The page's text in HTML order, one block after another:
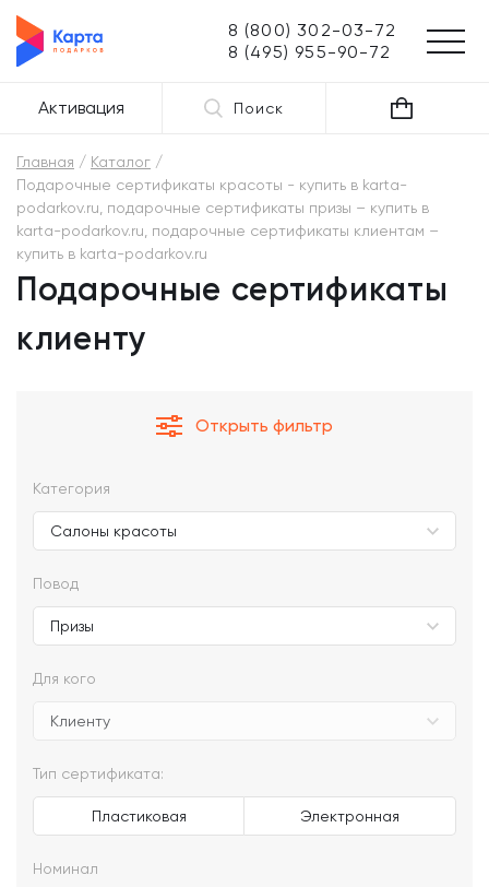
8 (800) 302-03-72
8 (495) 955-90-72
Активация Поиск
Главная
Каталог
Подарочные сертификаты красоты - купить в karta-
podarkov.ru, подарочные сертификаты призы – купить в
karta-podarkov.ru, подарочные сертификаты клиентам –
купить в karta-podarkov.ru
Подарочные сертификаты
клиенту
Открыть фильтр
Категория
Повод
Для кого
Тип сертификата:
Пластиковая Электронная
Номинал